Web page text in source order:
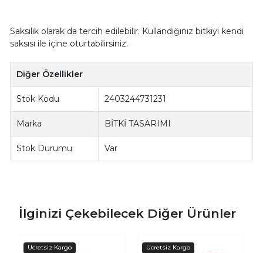
Saksılık olarak da tercih edilebilir. Kullandığınız bitkiyi kendi
saksısı ile içine oturtabilirsiniz.
Diğer Özellikler
Stok Kodu 2403244731231
Marka BİTKİ TASARIMI
Stok Durumu Var
İlginizi Çekebilecek Diğer Ürünler